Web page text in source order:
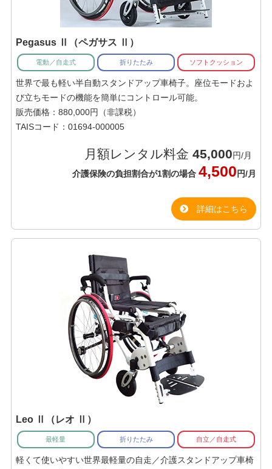
Pegasus Ⅱ（ペガサス Ⅱ）
電動／自走式 折りたたみ ソフトクッション
世界で最も軽い半自動スタンドアップ車椅子。座位モードおよ
び立ちモードの機能を簡単にコントロール可能。
販売価格：880,000円（非課税）
TAISコード：01694-000005
月額レンタル料金45,000円/月
介護保険の負担割合が1割の場合4,500 円/月
詳細はこちら
Leo Ⅱ（レオ Ⅱ）
最軽量 折りたたみ 自立／自走式
軽くて使いやすい世界最軽量の自走／介護スタンドアップ車椅